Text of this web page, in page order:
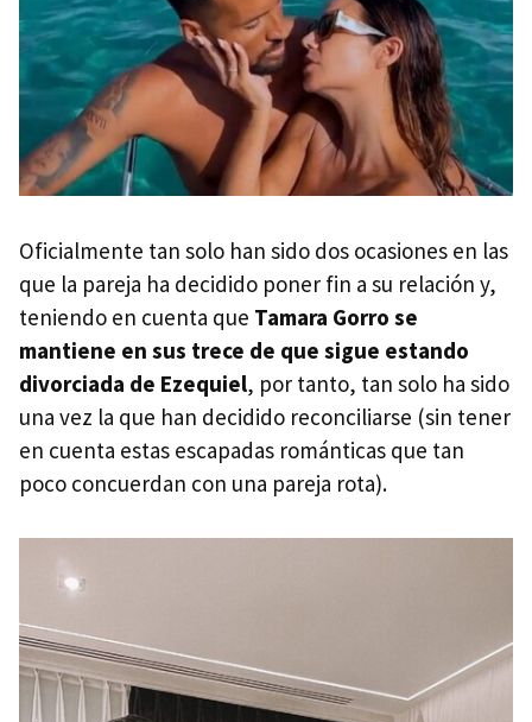
Oficialmente tan solo han sido dos ocasiones en las
que la pareja ha decidido poner fin a su relación y,
teniendo en cuenta que Tamara Gorro se
mantiene en sus trece de que sigue estando
divorciada de Ezequiel, por tanto, tan solo ha sido
una vez la que han decidido reconciliarse (sin tener
en cuenta estas escapadas románticas que tan
poco concuerdan con una pareja rota).